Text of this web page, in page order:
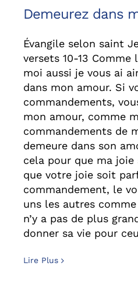
Demeurez dans
Évangile selon saint
versets 10-13 Comme
moi aussi je vous ai
dans mon amour. Si
commandements,
mon amour, comme
commandements de
demeure dans son
cela pour que ma
que votre joie soit
commandement, le
uns les autres
n’y a pas de plus
donner sa vie pour
Lire Plus